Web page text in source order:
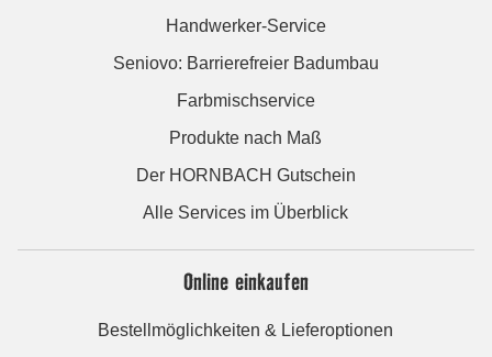
Handwerker-Service
Seniovo: Barrierefreier Badumbau
Farbmischservice
Produkte nach Maß
Der HORNBACH Gutschein
Alle Services im Überblick
Online einkaufen
Bestellmöglichkeiten & Lieferoptionen